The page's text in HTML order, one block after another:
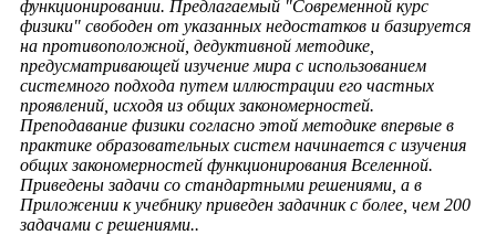
функционировании. Предлагаемый "Современной курс
физики" свободен от указанных недостатков и базируется
на противоположной, дедуктивной методике,
предусматривающей изучение мира с использованием
системного подхода путем иллюстрации его частных
проявлений, исходя из общих закономерностей.
Преподавание физики согласно этой методике впервые в
практике образовательных систем начинается с изучения
общих закономерностей функционирования Вселенной.
Приведены задачи со стандартными решениями, а в
Приложении к учебнику приведен задачник с более, чем 200
задачами с решениями..